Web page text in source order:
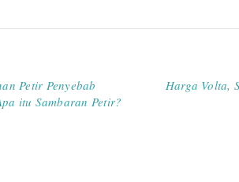
Petir Penyebab
itu Sambaran Petir?
Harga Volta,